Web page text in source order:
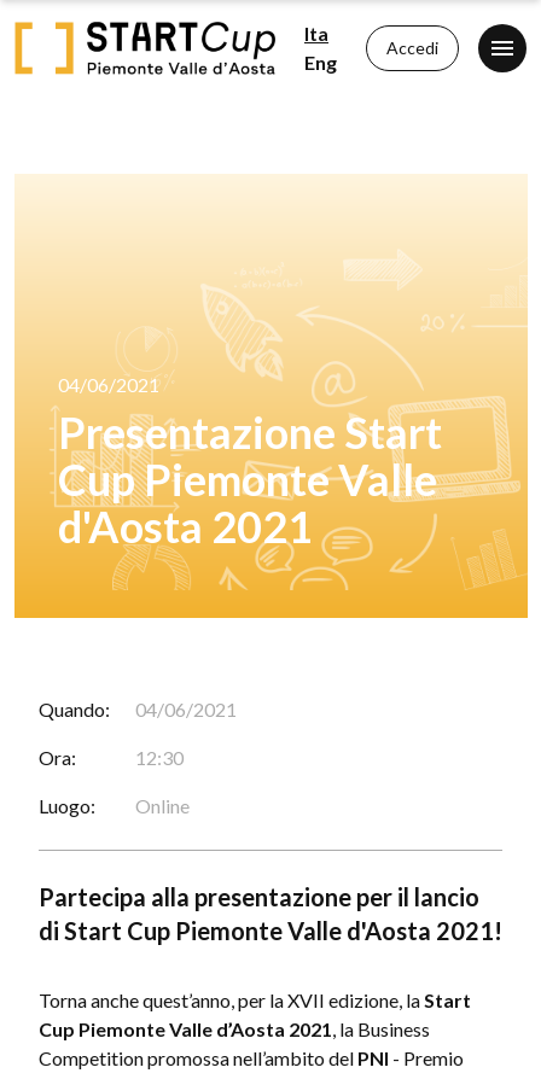
Ita
Eng
Accedi
04/06/2021
Presentazione Start
Cup Piemonte Valle
d'Aosta 2021
Quando: 04/06/2021
Ora: 12:30
Luogo: Online
Partecipa alla presentazione per il lancio
di Start Cup Piemonte Valle d'Aosta 2021!
Torna anche quest’anno, per la XVII edizione, laStart
Cup Piemonte Valle d’Aosta 2021, la Business
Competition promossa nell’ambito del PNI - Premio